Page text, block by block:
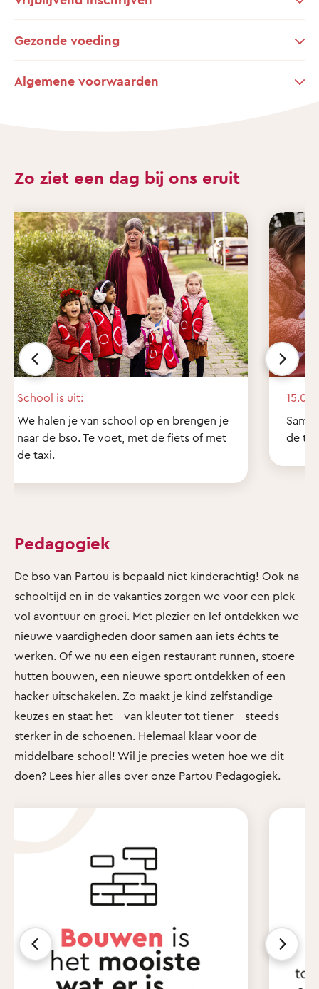
Gezonde voeding
Algemene voorwaarden
Zo ziet een dag bij ons eruit
School is uit:
We halen je van school op en brengen je
naar de bso. Te voet, met de fiets of met
de taxi.
15.00
de
Pedagogiek
De bso van Partou is bepaald niet kinderachtig! Ook na
schooltijd en in de vakanties zorgen we voor een plek
vol avontuur en groei. Met plezier en lef ontdekken we
nieuwe vaardigheden door samen aan iets échts te
werken. Of we nu een eigen restaurant runnen, stoere
hutten bouwen, een nieuwe sport ontdekken of een
hacker uitschakelen. Zo maakt je kind zelfstandige
keuzes en staat het - van kleuter tot tiener - steeds
sterker in de schoenen. Helemaal klaar voor de
middelbare school! Wil je precies weten hoe we dit
doen? Lees hier alles over onze Partou Pedagogiek.